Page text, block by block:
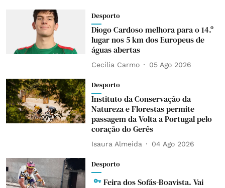
Desporto
Diogo Cardoso melhora para o 14.º
lugar nos 5 km dos Europeus de
águas abertas
Cecília Carmo 05 Ago 2026
Desporto
Instituto da Conservação da
Natureza e Florestas permite
passagem da Volta a Portugal pelo
coração do Gerês
Isaura Almeida 04 Ago 2026
Desporto
Feira dos Sofás-Boavista. Vai